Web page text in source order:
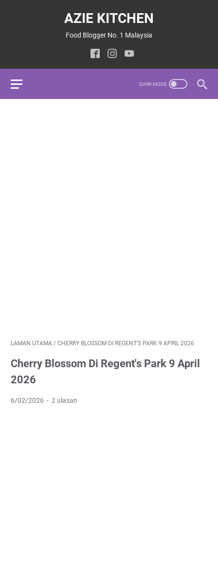
AZIE KITCHEN
Food Blogger No. 1 Malaysia
LAMAN UTAMA / CHERRY BLOSSOM DI REGENT'S PARK 9 APRIL 2026
Cherry Blossom Di Regent's Park 9 April
2026
6/02/2026 2 ulasan